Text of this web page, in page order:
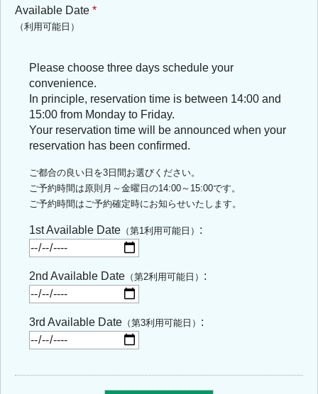
Available Date *
（利用可能日）
Please choose three days schedule your
convenience.
In principle, reservation time is between 14:00 and
15:00 from Monday to Friday.
Your reservation time will be announced when your
reservation has been confirmed.
ご都合の良い日を3日間お選びください。
ご予約時間は原則月～金曜日の14:00～15:00です。
ご予約時間はご予約確定時にお知らせいたします。
1st Available Date （第1利用可能日） :
2nd Available Date （第2利用可能日） :
3rd Available Date （第3利用可能日） :